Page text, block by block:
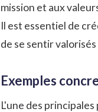
mission et aux
Il est essentiel de
de se sentir
Exemples
L'une des